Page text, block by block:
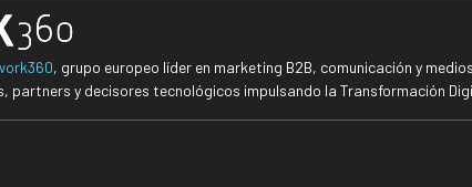
, grupo europeo líder en marketing B2B, comunicación y
partners y decisores tecnológicos impulsando la Transformación